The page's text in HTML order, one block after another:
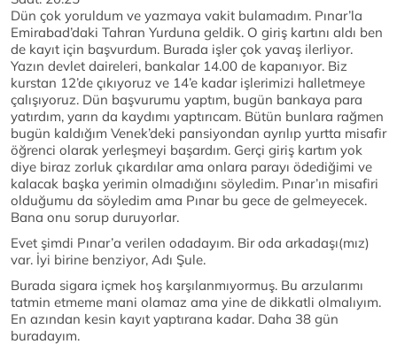
Dün çok yoruldum ve yazmaya vakit bulamadım. Pınar’la
Emirabad’daki Tahran Yurduna geldik. O giriş kartını aldı ben
de kayıt için başvurdum. Burada işler çok yavaş ilerliyor.
Yazın devlet daireleri, bankalar 14.00 de kapanıyor. Biz
kurstan 12’de çıkıyoruz ve 14’e kadar işlerimizi halletmeye
çalışıyoruz. Dün başvurumu yaptım, bugün bankaya para
yatırdım, yarın da kaydımı yaptırıcam. Bütün bunlara rağmen
bugün kaldığım Venek’deki pansiyondan ayrılıp yurtta misafir
öğrenci olarak yerleşmeyi başardım. Gerçi giriş kartım yok
diye biraz zorluk çıkardılar ama onlara parayı ödediğimi ve
kalacak başka yerimin olmadığını söyledim. Pınar’ın misafiri
olduğumu da söyledim ama Pınar bu gece de gelmeyecek.
Bana onu sorup duruyorlar.
Evet şimdi Pınar’a verilen odadayım. Bir oda arkadaşı(mız)
var. İyi birine benziyor, Adı Şule.
Burada sigara içmek hoş karşılanmıyormuş. Bu arzularımı
tatmin etmeme mani olamaz ama yine de dikkatli olmalıyım.
En azından kesin kayıt yaptırana kadar. Daha 38 gün
buradayım.